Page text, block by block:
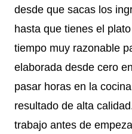
desde que sacas los
hasta que tienes el
tiempo muy razonable
elaborada desde cero
pasar horas en la
resultado de alta
trabajo antes de